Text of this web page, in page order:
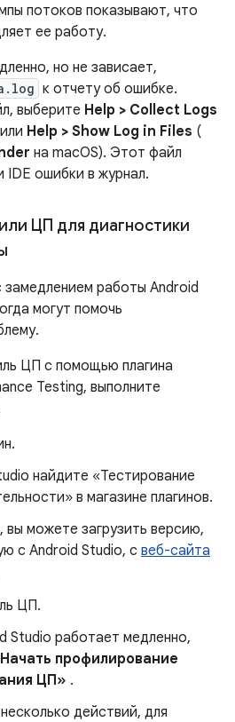
потоков показывают, что
ее работу.
но не зависает,
к отчету об ошибке.
выберите Help > Collect Logs
или Help > Show Log in Files (
на macOS). Этот файл
IDE ошибки в журнал.
ЦП для диагностики
замедлением работы Android
могут помочь
ЦП с помощью плагина
Testing, выполните
найдите «Тестирование
в магазине плагинов.
вы можете загрузить версию,
с Android Studio, с веб-сайта
ЦП.
Studio работает медленно,
профилирование
ЦП» .
действий, для